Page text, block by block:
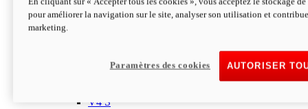
V4
229 KgPOIDS SANS CARBURANT
V4 S
pour améliorer la navigation sur le site, analyser son utilisation et
marketing.
AUTORISER
Paramètres des cookies